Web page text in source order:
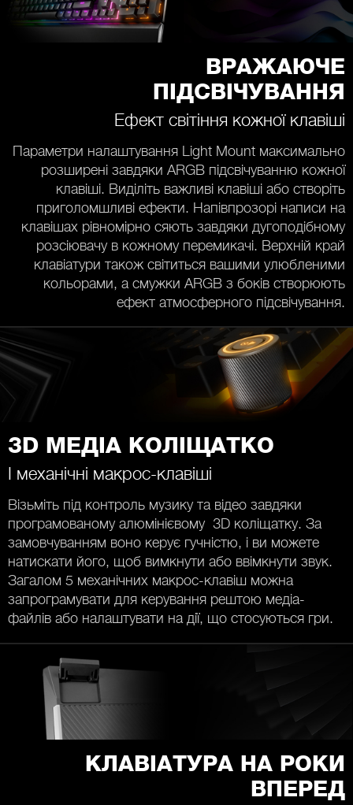
ВРАЖАЮЧЕ
ПІДСВІЧУВАННЯ
Ефект світіння кожної клавіші
Параметри налаштування Light Mount максимально
розширені завдяки ARGB підсвічуванню кожної
клавіші. Виділіть важливі клавіші або створіть
приголомшливі ефекти. Напівпрозорі написи на
клавішах рівномірно сяють завдяки дугоподібному
розсіювачу в кожному перемикачі. Верхній край
клавіатури також світиться вашими улюбленими
кольорами, а смужки ARGB з боків створюють
ефект атмосферного підсвічування.
3D МЕДІА КОЛІЩАТКО
І механічні макрос-клавіші
Візьміть під контроль музику та відео завдяки
програмованому алюмінієвому 3D коліщатку. За
замовчуванням воно керує гучністю, і ви можете
натискати його, щоб вимкнути або ввімкнути звук.
Загалом 5 механічних макрос-клавіш можна
запрограмувати для керування рештою медіа-
файлів або налаштувати на дії, що стосуються гри.
КЛАВІАТУРА НА РОКИ
ВПЕРЕД